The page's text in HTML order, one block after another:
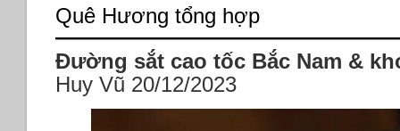
Việt
Nam
Quê Hương tổng hợp
Đường sắt cao tốc Bắc Nam &
Huy Vũ 20/12/2023